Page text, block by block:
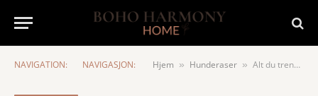
NAVIGATION: NAVIGASJON: Hjem » Hunderaser » Alt du trenger å vite om Luzernerstøver: En omfattende raseguide